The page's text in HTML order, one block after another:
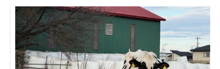
日本高齢者福祉協会
株式会社 爽やかな風沖縄
爽やかな風 中部エリア
爽やかな風 那覇エリア
株式会社 鷹揚館
鷹揚館